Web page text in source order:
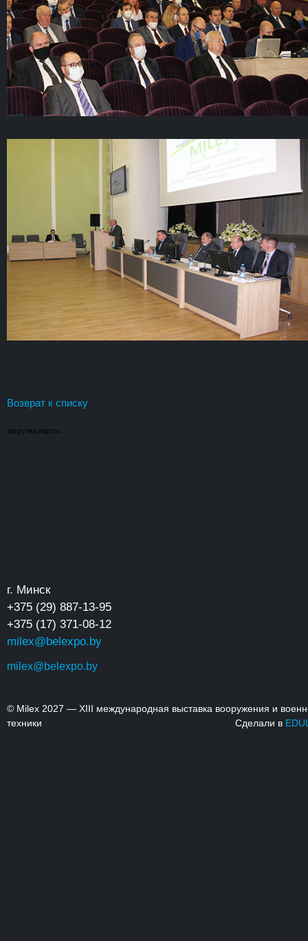
Возврат к списку
загрузка карты...
г. Минск
+375 (29) 887-13-95
+375 (17) 371-08-12
milex@belexpo.by
milex@belexpo.by
© Milex 2027 — XIII международная выставка вооружения и
техники
Сделали в